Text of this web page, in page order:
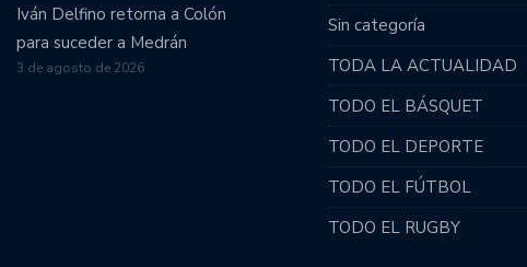
y se tomó un respiro.
un reñido partido.
Iván Delfino retorna a Colón
para suceder a Medrán
3 de agosto de 2026
Sin categoría
TODA LA ACTUALIDAD
TODO EL BÁSQUET
TODO EL DEPORTE
TODO EL FÚTBOL
TODO EL RUGBY